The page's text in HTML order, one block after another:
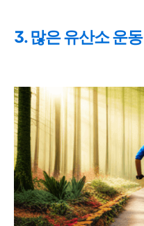
3. 많은 유산소 운동